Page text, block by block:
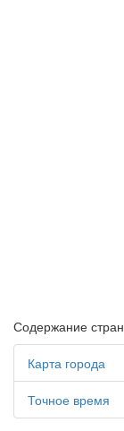
Содержание
Карта города
Точное время